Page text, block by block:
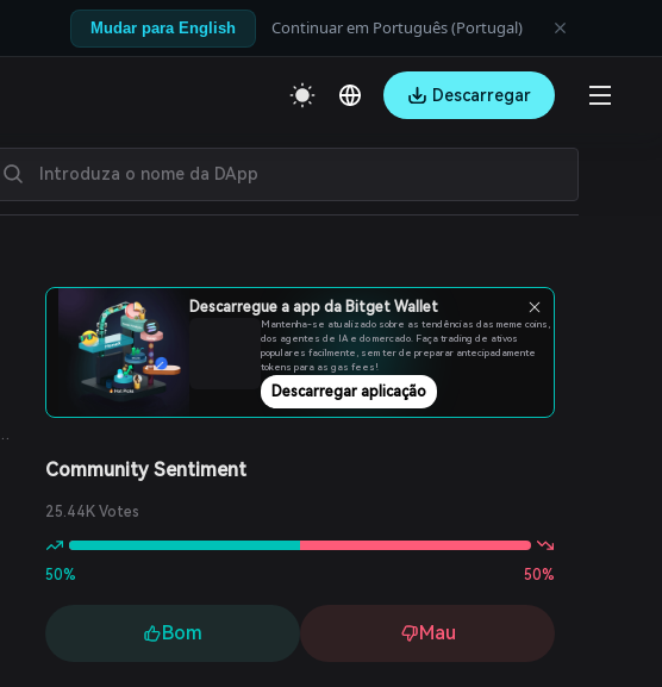
Mudar para English Continuar em Português (Portugal)
Descarregar
Descarregue a app da Bitget Wallet
Mantenha-se atualizado sobre as tendências das meme coins,
dos agentes de IA e do mercado. Faça trading de ativos
populares facilmente, sem ter de preparar antecipadamente
tokens para as gas fees!
Descarregar aplicação
Community Sentiment
25.44K Votes
50% 50%
Bom Mau